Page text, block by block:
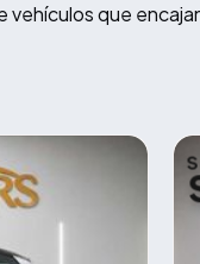
vehículos que